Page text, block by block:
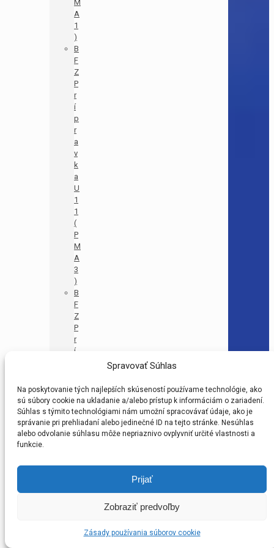
Spravovať Súhlas
Na poskytovanie tých najlepších skúseností používame technológie, ako
sú súbory cookie na ukladanie a/alebo prístup k informáciám o zariadení.
Súhlas s týmito technológiami nám umožní spracovávať údaje, ako je
správanie pri prehliadaní alebo jedinečné ID na tejto stránke. Nesúhlas
alebo odvolanie súhlasu môže nepriaznivo ovplyvniť určité vlastnosti a
funkcie.
Prijať
Zobraziť predvoľby
Zásady používania súborov cookie
M
A
1
)
B
F
Z
P
r
í
p
r
a
v
k
a
U
1
1
(
P
M
A
3
)
B
F
Z
P
r
í
a
v
k
a
U
–